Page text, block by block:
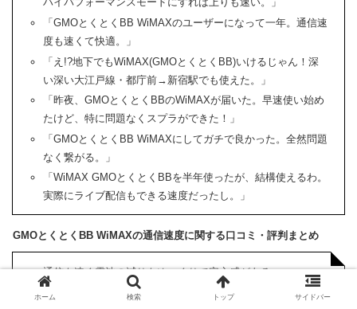
「GMOとくとくBB WiMAXのユーザーになって一年。通信速
度も速くて快適。」
「え!?地下でもWiMAX(GMOとくとくBB)いけるじゃん！深
い深い大江戸線・都庁前→新宿駅でも使えた。」
「昨夜、GMOとくとくBBのWiMAXが届いた。早速使い始め
たけど、特に問題なくスプラができた！」
「GMOとくとくBB WiMAXにしてガチで良かった。全然問題
なく繋がる。」
「WiMAX GMOとくとくBBを半年使ったが、結構使えるわ。
実際にライブ配信もできる速度だったし。」
GMOとくとくBB WiMAXの通信速度に関する口コミ・評判まとめ
通信も速く電池の減りもゆっくりで安心感がある
勢いで契約したが結構快適に使えている
ホーム 検索 トップ サイドバー